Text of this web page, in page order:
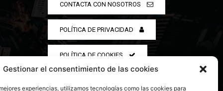
Gestionar el consentimiento de las cookies
experiencias, utilizamos tecnologías como las cookies para
CONTACTA CON NOSOTROS
POLÍTICA DE PRIVACIDAD
POLÍTICA DE COOKIES